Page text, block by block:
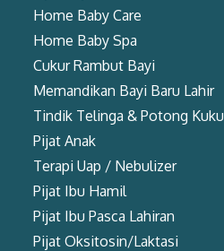
Home Baby Care
Home Baby Spa
Cukur Rambut Bayi
Memandikan Bayi Baru Lahir
Tindik Telinga & Potong Kuku
Pijat Anak
Terapi Uap / Nebulizer
Pijat Ibu Hamil
Pijat Ibu Pasca Lahiran
Pijat Oksitosin/Laktasi